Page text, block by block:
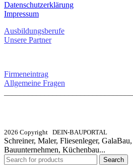
Datenschutzerklärung
Impressum
Ausbildungsberufe
Unsere Partner
Firmeneintrag
Allgemeine Fragen
2026 Copyright DEIN-BAUPORTAL
Schreiner, Maler, Fliesenleger,
Bauunternehmen, Küchenbau...
Search